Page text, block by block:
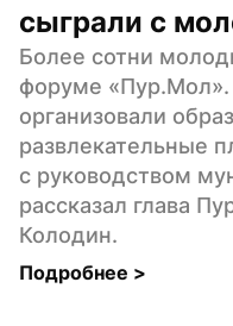
сыграли с
Более сотни
форуме
организовали
развлекательные
с руководством
рассказал глава
Колодин.
Подробнее >